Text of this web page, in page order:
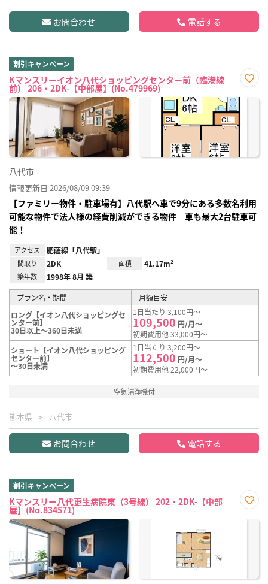
お問合わせ 電話する
割引キャンペーン
Kマンスリーイオン八代ショッピングセンター前（臨港線
前） 206・2DK-【中部屋】(No.479969)
に入
八代市
情報更新日 2026/08/09 09:39
【ファミリー物件・駐車場有】八代駅へ車で9分にある多数名利用
可能な物件で法人様の経費削減ができる物件 車も最大2台駐車可
能！
アクセス 肥薩線「八代駅」
間取り 2DK 面積 41.17m²
築年数 1998年 8月 築
プラン名・期間
月額目安
ロング【イオン八代ショッピングセ
ンター前】
30日以上～360日未満
1日当たり 3,100円～
109,500 円/月～
初期費用他 33,000円～
ショート【イオン八代ショッピング
センター前】
～30日未満
1日当たり 3,200円～
112,500 円/月～
初期費用他 22,000円～
空気清浄機付
熊本県 八代市
お問合わせ 電話する
割引キャンペーン
Kマンスリー八代更生病院東（3号線） 202・2DK-【中部
屋】(No.834571)
に入